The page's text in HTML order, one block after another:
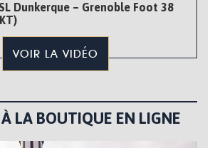
Dunkerque – Grenoble Foot 38
VOIR LA VIDÉO
LA BOUTIQUE EN LIGNE